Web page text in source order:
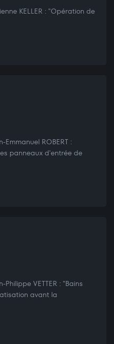
KELLER : "Opération de
ROBERT :
panneaux d'entrée de
VETTER : "Bains
avant la